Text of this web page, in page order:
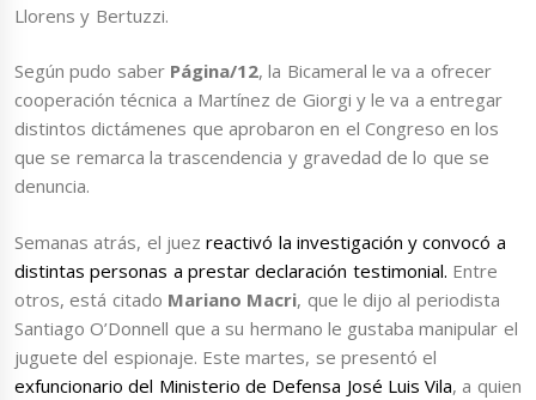
Llorens y Bertuzzi.
Según pudo saber Página/12, la Bicameral le va a ofrecer
cooperación técnica a Martínez de Giorgi y le va a entregar
distintos dictámenes que aprobaron en el Congreso en los
que se remarca la trascendencia y gravedad de lo que se
denuncia.
Semanas atrás, el juez reactivó la investigación y convocó a
distintas personas a prestar declaración testimonial. Entre
otros, está citado Mariano Macri, que le dijo al periodista
Santiago O’Donnell que a su hermano le gustaba manipular el
juguete del espionaje. Este martes, se presentó el
exfuncionario del Ministerio de Defensa José Luis Vila, a quien